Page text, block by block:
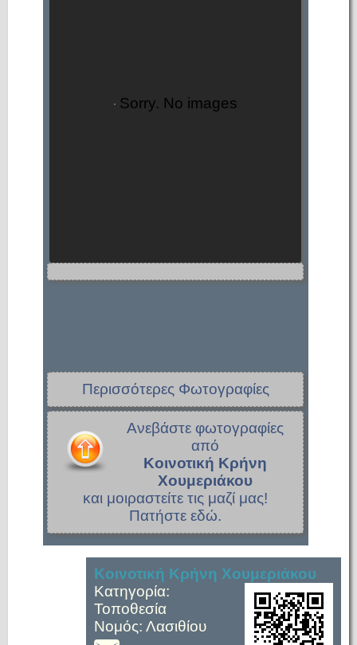
Sorry. No images
Περισσότερες Φωτογραφίες
Ανεβάστε φωτογραφίες
από
Κοινοτική Κρήνη
Χουμεριάκου
και μοιραστείτε τις μαζί μας!
Πατήστε εδώ.
Κοινοτική Κρήνη Χουμεριάκου
Κατηγορία:
Τοποθεσία
Νομός: Λασιθίου